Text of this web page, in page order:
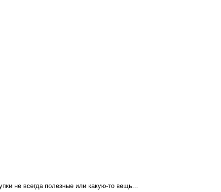
не всегда полезные или какую-то вещь...